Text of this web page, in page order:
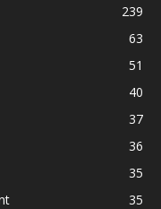
239
63
51
40
37
36
35
35